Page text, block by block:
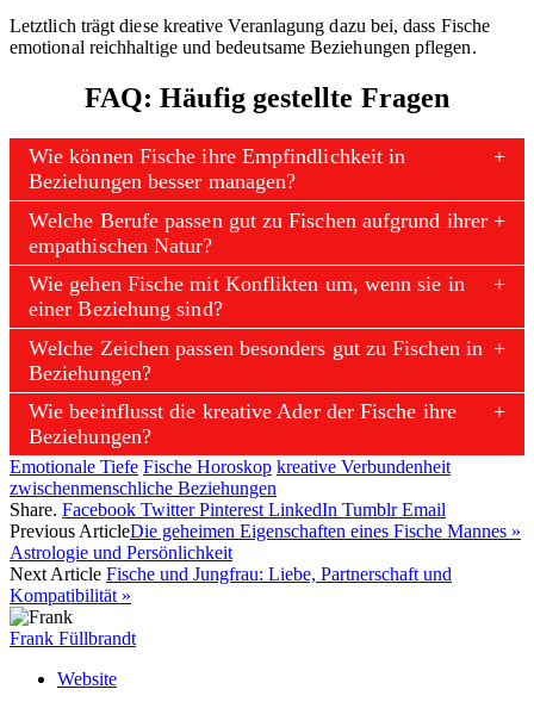
Letztlich trägt diese kreative Veranlagung dazu bei, dass Fische
emotional reichhaltige und bedeutsame Beziehungen pflegen.
FAQ: Häufig gestellte Fragen
Wie können Fische ihre Empfindlichkeit in
Beziehungen besser managen?
Welche Berufe passen gut zu Fischen aufgrund ihrer
empathischen Natur?
Wie gehen Fische mit Konflikten um, wenn sie in
einer Beziehung sind?
Welche Zeichen passen besonders gut zu Fischen in
Beziehungen?
Wie beeinflusst die kreative Ader der Fische ihre
Beziehungen?
Emotionale Tiefe Fische Horoskop kreative Verbundenheit
zwischenmenschliche Beziehungen
Share. Facebook Twitter Pinterest LinkedIn Tumblr Email
Previous ArticleDie geheimen Eigenschaften eines Fische Mannes »
Astrologie und Persönlichkeit
Next Article Fische und Jungfrau: Liebe, Partnerschaft und
Kompatibilität »
Frank Füllbrandt
Website